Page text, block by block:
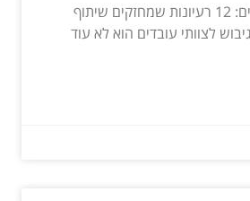
״גיבוש לצוותי עובדים: 12 רעיונות שמחזקים שיתוף
לצוותי עובדים הוא לא עוד